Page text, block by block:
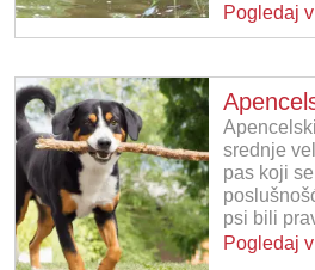
Pogledaj
srednje
pas koji
psi bili
Pogledaj